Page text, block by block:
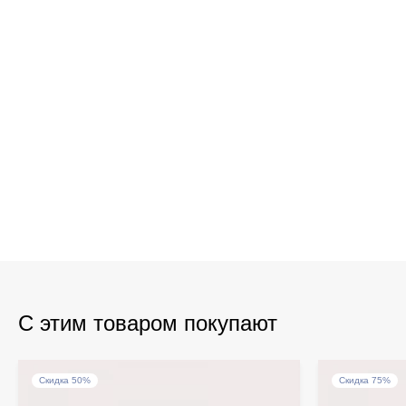
С этим товаром покупают
Скидка 50% Скидка 75%